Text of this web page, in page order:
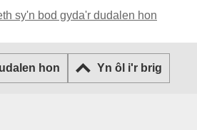
sy'n bod gyda'r dudalen hon
hon Yn ôl i'r brig